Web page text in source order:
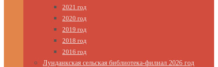
2021 год
2020 год
2019 год
2018 год
2016 год
Лунданкская сельская библиотека-филиал 2026 год